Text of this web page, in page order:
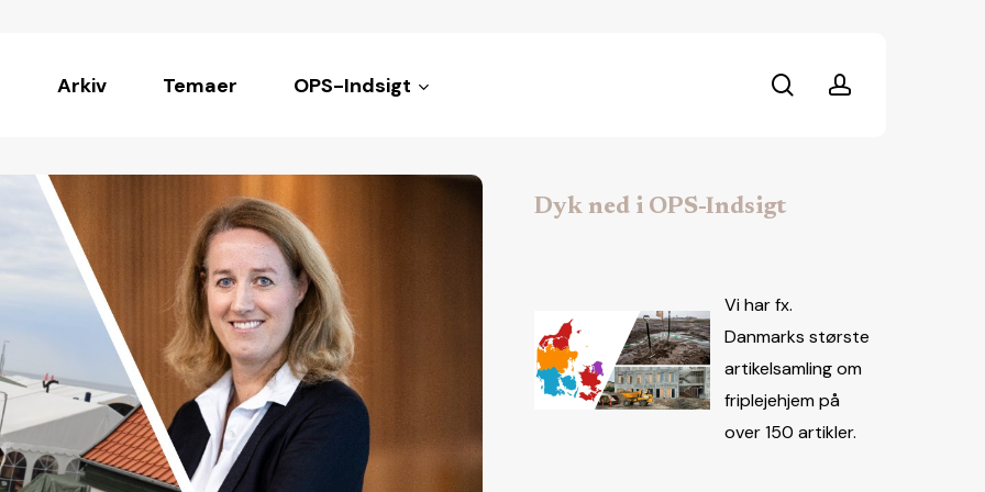
Arkiv Temaer OPS-Indsigt searchaccount
Dyk ned i OPS-Indsigt
Vi har fx.
Danmarks største
artikelsamling om
friplejehjem på
over 150 artikler.